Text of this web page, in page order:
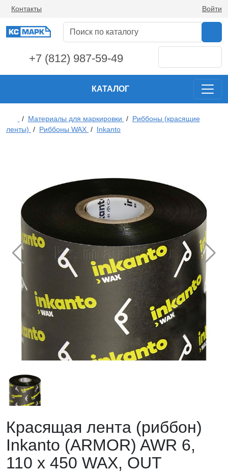
Контакты Войти
+7 (812) 987-59-49
КАТАЛОГ
/ Материалы для маркировки / Риббоны (красящие
ленты) / Риббоны WAX / Inkanto
Красящая лента (риббон)
Inkanto (ARMOR) AWR 6,
110 х 450 WAX, OUT